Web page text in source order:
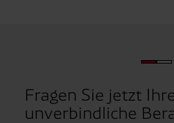
Fragen Sie jetzt
unverbindliche